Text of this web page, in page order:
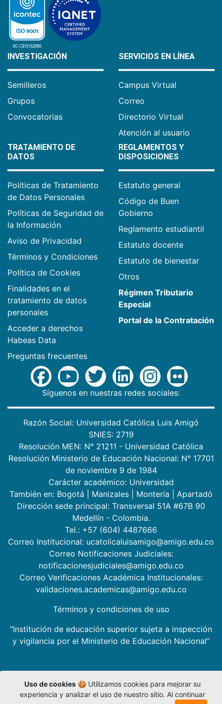
INVESTIGACIÓN
Semilleros
Grupos
Convocatorias
SERVICIOS EN LÍNEA
Campus Virtual
Correo
Directorio Virtual
Atención al usuario
TRATAMIENTO DE
DATOS
Políticas de Tratamiento
de Datos Personales
Políticas de Seguridad de
la Información
Aviso de Privacidad
Términos y Condiciones
Política de Cookies
Finalidades en el
tratamiento de datos
personales
Acceder a derechos
Habeas Data
Preguntas frecuentes
REGLAMENTOS Y
DISPOSICIONES
Estatuto general
Código de Buen
Gobierno
Reglamento estudiantil
Estatuto docente
Estatuto de bienestar
Otros
Régimen Tributario
Especial
Portal de la Contratación
Síguenos en nuestras redes sociales:
Razón Social: Universidad Católica Luis Amigó
SNIES: 2719
Resolución MEN: N° 21211 - Universidad Católica
Resolución Ministerio de Educación Nacional: N° 17701
de noviembre 9 de 1984
Carácter académico: Universidad
También en: Bogotá Manizales Montería
Apartadó
Dirección sede principal: Transversal 51A #67B 90
Medellín - Colombia.
Tel.: +57 (604) 4487666
Correo Institucional: ucatolicaluisamigo@amigo.edu.co
Correo Notificaciones Judiciales:
notificacionesjudiciales@amigo.edu.co
Correo Verificaciones Académica Institucionales:
validaciones.academicas@amigo.edu.co
Términos y condiciones de uso
“Institución de educación superior sujeta a inspección
y vigilancia por el Ministerio de Educación Nacional”
Uso de cookies🍪 Utilizamos cookies para mejorar su
experiencia y analizar el uso de nuestro sitio. Al continuar